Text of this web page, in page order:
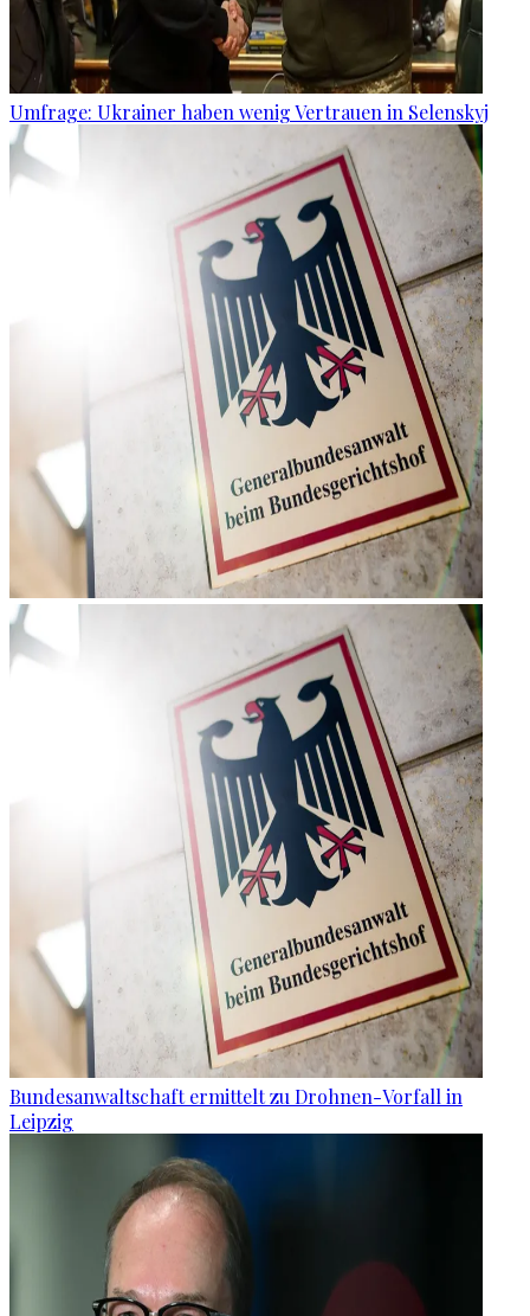
Umfrage: Ukrainer haben wenig Vertrauen in Selenskyj
Bundesanwaltschaft ermittelt zu Drohnen-Vorfall in
Leipzig